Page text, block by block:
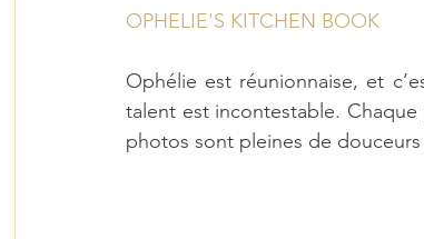
OPHELIE'S KITCHEN BOOK
Ophélie est réunionnaise, et
talent est incontestable.
photos sont pleines de